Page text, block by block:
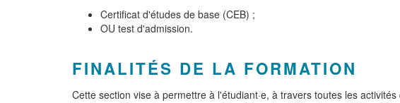
Certificat d'études de base (CEB) ;
OU test d'admission.
FINALITÉS DE LA FORMATION
Cette section vise à permettre à l'étudiant·e, à travers toutes les